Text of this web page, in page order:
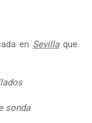
en Sevillaque
sonda